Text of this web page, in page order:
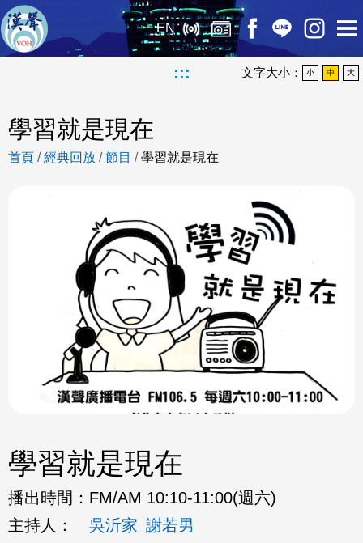
EN
::: 文字大小： 小 中 大
學習就是現在
首頁 /經典回放 /節目 /學習就是現在
學習就是現在
播出時間： FM/AM 10:10-11:00(週六)
主持人：
吳沂家 謝若男